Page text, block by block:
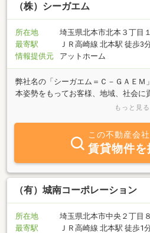
（株）シーガエム
所在地
埼玉県北本市北本３丁目
最寄駅
ＪＲ高崎線 北本駅 徒歩3
情報提供元
アットホーム
弊社名の「シーガエム＝Ｃ－ＧＡＥＭ
本姿勢をもってお客様、地域、社会に
められております。お客様のライフス
Ｒ高崎線『北本駅』徒歩５分に店舗を
ーナー様のご来店心よりお待ちしてお
もっと見る
この不動産会
賃貸物件を
（有）城南コーポレーション
所在地
埼玉県北本市中央２丁目
最寄駅
ＪＲ高崎線 北本駅 徒歩1